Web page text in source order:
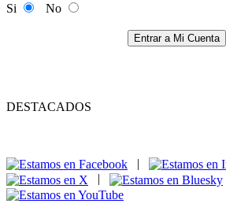
Si
No
Entrar a Mi Cuenta
DESTACADOS
|
|